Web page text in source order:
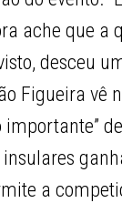
ache que a
desceu
Figueira vê
importante”
a